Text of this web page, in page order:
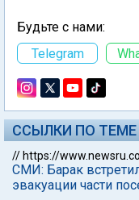
Будьте с нами:
Telegram
ССЫЛКИ ПО ТЕМЕ
// https://
СМИ: Барак
эвакуации части